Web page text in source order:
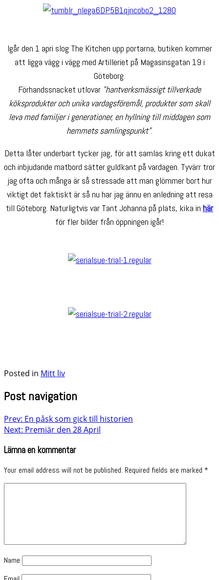
Igår den 1 apri slog The Kitchen upp portarna, butiken kommer
att ligga vägg i vägg med Artilleriet på Magasinsgatan 19 i
Göteborg.
Förhandssnacket utlovar ”hantverksmässigt tillverkade
köksprodukter och unika vardagsföremål, produkter som skall
leva med familjer i generationer, en hyllning till middagen som
hemmets samlingspunkt”.
Detta låter underbart tycker jag, för att samlas kring ett dukat
och inbjudande matbord sätter guldkant på vardagen. Tyvärr tror
jag ofta och många är så stressade att man glömmer bort hur
viktigt det faktiskt är så nu har jag ännu en anledning att resa
till Göteborg. Naturligtvis var Tant Johanna på plats, kika in här
för fler bilder från öppningen igår!
Posted in Mitt liv
Post navigation
Prev: En påsk som gick till historien
Next: Premiär den 28 April
Lämna en kommentar
Your email address will not be published. Required fields are marked *
Name